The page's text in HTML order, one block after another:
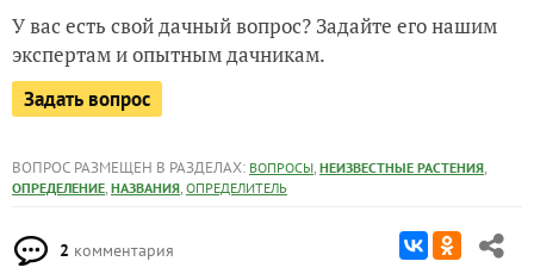
У вас есть свой дачный вопрос? Задайте его нашим
экспертам и опытным дачникам.
Задать вопрос
ВОПРОС РАЗМЕЩЕН В РАЗДЕЛАХ: ВОПРОСЫ, НЕИЗВЕСТНЫЕ РАСТЕНИЯ,
ОПРЕДЕЛЕНИЕ, НАЗВАНИЯ, ОПРЕДЕЛИТЕЛЬ
2 комментария